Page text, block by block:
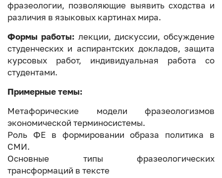
фразеологии, позволяющие выявить сходства и
различия в языковых картинах мира.
Формы работы: лекции, дискуссии, обсуждение
студенческих и аспирантских докладов, защита
курсовых работ, индивидуальная работа со
студентами.
Примерные темы:
Метафорические модели фразеологизмов
экономической терминосистемы.
Роль ФЕ в формировании образа политика в
СМИ.
Основные типы фразеологических
трансформаций в тексте